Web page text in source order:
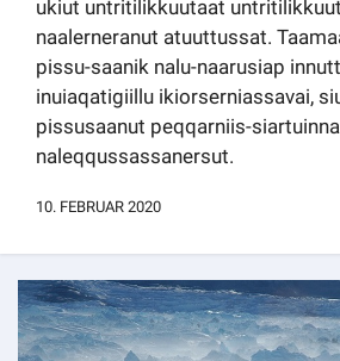
ukiut untritilikkuutaat
naalerneranut atuuttussat.
pissu-saanik nalu-naarusiap
inuiaqatigiillu ikiorserniassavai,
pissusaanut peqqarniis-
naleqqussassanersut.
10. FEBRUAR 2020